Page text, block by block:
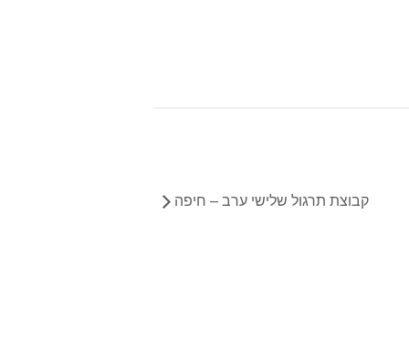
קבוצת תרגול שלישי ערב – חיפה